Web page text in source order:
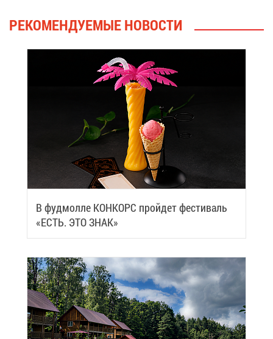
РЕ­КО­МЕН­ДУ­Е­МЫЕ НО­ВО­СТИ
В фуд­мол­ле КОН­КОРС прой­дет фе­сти­валь
«ЕСТЬ. ЭТО ЗНАК»